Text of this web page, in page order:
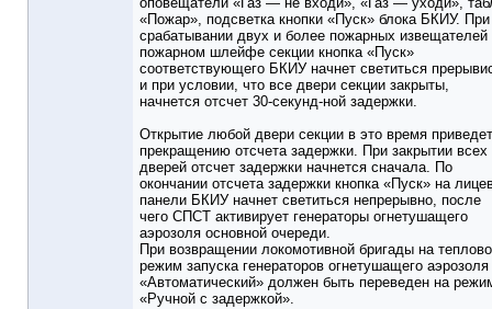
«Пожар», подсветка кнопки «Пуск» блока БКИУ. При
срабатывании двух и более пожарных извещателей
пожарном шлейфе секции кнопка «Пуск»
соответствующего БКИУ начнет светиться
и при условии, что все двери секции закрыты,
начнется отсчет 30-секунд-ной задержки.
Открытие любой двери секции в это время
прекращению отсчета задержки. При закрытии всех
дверей отсчет задержки начнется сначала. По
окончании отсчета задержки кнопка «Пуск» на
панели БКИУ начнет светиться непрерывно, после
чего СПСТ активирует генераторы огнетушащего
аэрозоля основной очереди.
При возвращении локомотивной бригады на
режим запуска генераторов огнетушащего аэрозоля
«Автоматический» должен быть переведен на
«Ручной с задержкой».